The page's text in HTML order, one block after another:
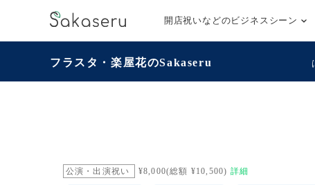
開店祝いなどのビジネスシーン
フラスタ・楽屋花のSakaseru
公演・出演祝い ¥8,000(総額 ¥10,500) 詳細